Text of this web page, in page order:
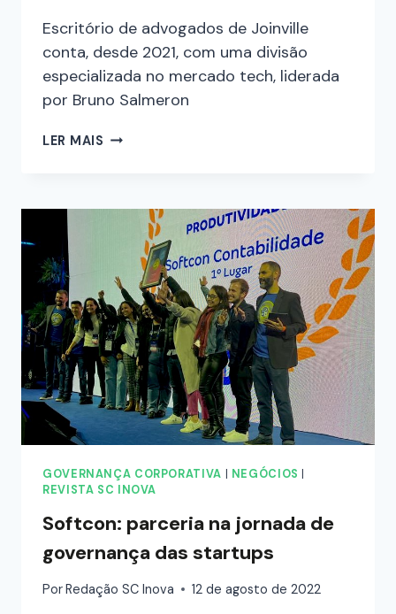
Escritório de advogados de Joinville
conta, desde 2021, com uma divisão
especializada no mercado tech, liderada
por Bruno Salmeron
LER MAIS
GOVERNANÇA CORPORATIVA | NEGÓCIOS |
REVISTA SC INOVA
Softcon: parceria na jornada de
governança das startups
PorRedação SC Inova 12 de agosto de 2022